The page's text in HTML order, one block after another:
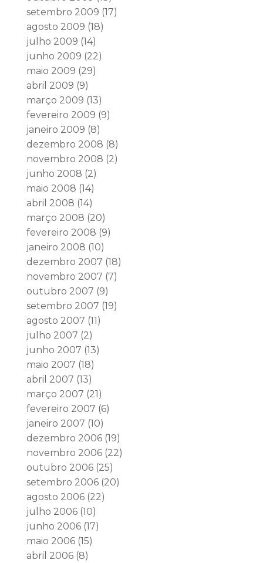
setembro 2009 (17)
agosto 2009 (18)
julho 2009 (14)
junho 2009 (22)
maio 2009 (29)
abril 2009 (9)
março 2009 (13)
fevereiro 2009 (9)
janeiro 2009 (8)
dezembro 2008 (8)
novembro 2008 (2)
junho 2008 (2)
maio 2008 (14)
abril 2008 (14)
março 2008 (20)
fevereiro 2008 (9)
janeiro 2008 (10)
dezembro 2007 (18)
novembro 2007 (7)
outubro 2007 (9)
setembro 2007 (19)
agosto 2007 (11)
julho 2007 (2)
junho 2007 (13)
maio 2007 (18)
abril 2007 (13)
março 2007 (21)
fevereiro 2007 (6)
janeiro 2007 (10)
dezembro 2006(19)
novembro 2006(22)
outubro 2006(25)
setembro 2006(20)
agosto 2006(22)
julho 2006(10)
junho 2006(17)
maio 2006(15)
abril 2006(8)